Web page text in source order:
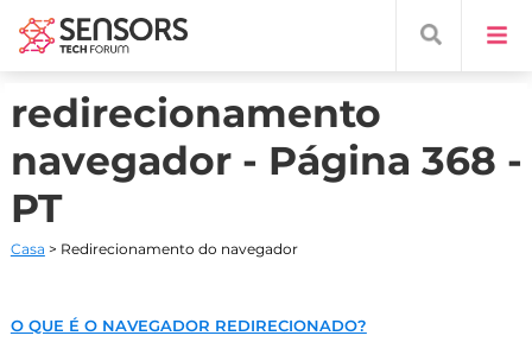
redirecionamento
navegador - Página 368 -
PT
Casa > Redirecionamento do navegador
O QUE É O NAVEGADOR REDIRECIONADO?